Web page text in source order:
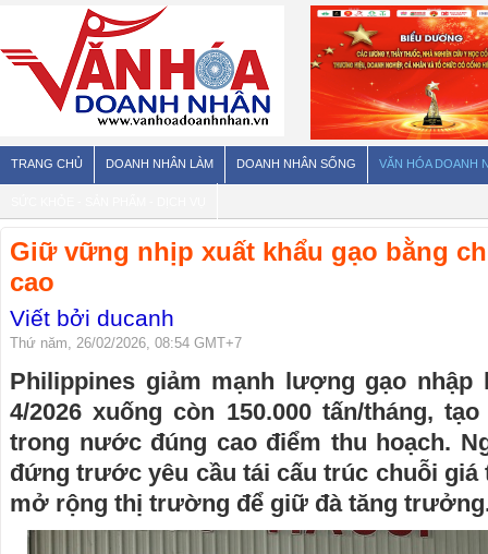
TRANG CHỦ DOANH NHÂN LÀM DOANH NHÂN SỐNG VĂN HÓA DOANH
Giữ vững nhịp xuất khẩu gạo bằng
cao
Viết bởi ducanh
Thứ năm, 26/02/2026, 08:54 GMT+7
Philippines giảm mạnh lượng gạo nhập
4/2026 xuống còn 150.000 tấn/tháng,
trong nước đúng cao điểm thu hoạch.
đứng trước yêu cầu tái cấu trúc chuỗi
mở rộng thị trường để giữ đà tăng